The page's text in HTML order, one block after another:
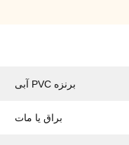
برنزه PVC آبی
براق یا مات